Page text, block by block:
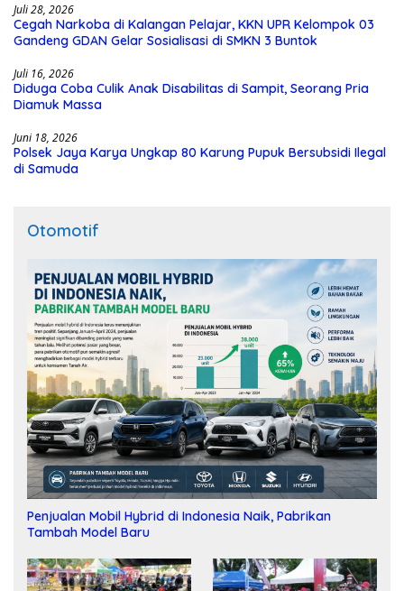
Juli 28, 2026
Cegah Narkoba di Kalangan Pelajar, KKN UPR Kelompok 03
Gandeng GDAN Gelar Sosialisasi di SMKN 3 Buntok
Juli 16, 2026
Diduga Coba Culik Anak Disabilitas di Sampit, Seorang Pria
Diamuk Massa
Juni 18, 2026
Polsek Jaya Karya Ungkap 80 Karung Pupuk Bersubsidi Ilegal
di Samuda
Otomotif
Penjualan Mobil Hybrid di Indonesia Naik, Pabrikan
Tambah Model Baru